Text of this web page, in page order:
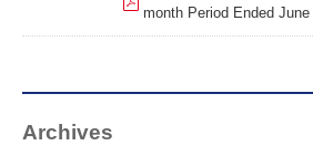
month Period Ended
Archives